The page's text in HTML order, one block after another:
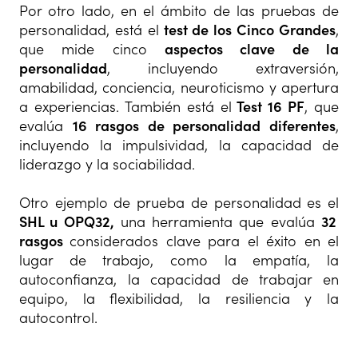
Por otro lado, en el ámbito de las pruebas de
personalidad, está el test de los Cinco Grandes,
que mide cinco aspectos clave de la
personalidad, incluyendo extraversión,
amabilidad, conciencia, neuroticismo y apertura
a experiencias. También está el Test 16 PF, que
evalúa 16 rasgos de personalidad diferentes,
incluyendo la impulsividad, la capacidad de
liderazgo y la sociabilidad.
Otro ejemplo de prueba de personalidad es el
SHL u OPQ32, una herramienta que evalúa 32
rasgosconsiderados clave para el éxito en el
lugar de trabajo, como la empatía, la
autoconfianza, la capacidad de trabajar en
equipo, la flexibilidad, la resiliencia y la
autocontrol.